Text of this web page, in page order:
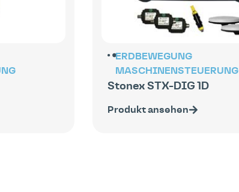
ERDBEWEGUNG
MASCHINENSTEUERUNG
Stonex STX-DIG 1D
Produkt ansehen